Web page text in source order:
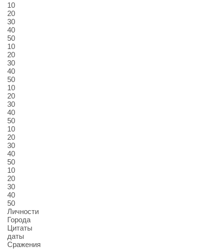
10
20
30
40
50
10
20
30
40
50
10
20
30
40
50
10
20
30
40
50
10
20
30
40
50
Личности
Города
Цитаты
даты
Сражения